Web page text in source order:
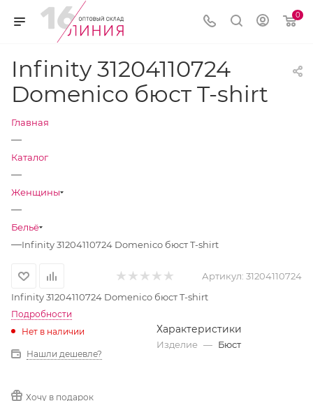
0
Infinity 31204110724
Domenico бюст T-shirt
Главная
—
Каталог
—
Женщины
—
Бельё
—Infinity 31204110724 Domenico бюст T-shirt
Артикул: 31204110724
Infinity 31204110724 Domenico бюст T-shirt
Подробности
Нет в наличии
Нашли дешевле?
Хочу в подарок
Характеристики
Изделие — Бюст